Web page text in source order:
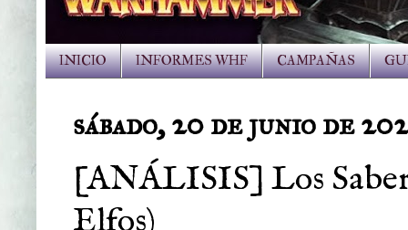
INICIO INFORMES WHF CAMPAÑAS
sábado, 20 de junio de
[ANÁLISIS] Los